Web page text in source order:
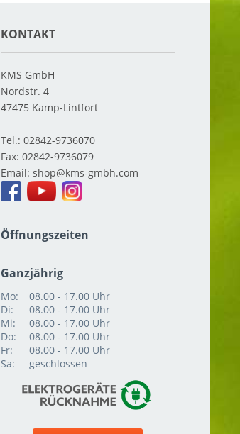
KONTAKT
KMS GmbH
Nordstr. 4
47475 Kamp-Lintfort
Tel.: 02842-9736070
Fax: 02842-9736079
Email: shop
Öffnungszeiten
Ganzjährig
Mo:
08.00 - 17.00 Uhr
Di:
08.00 - 17.00 Uhr
Mi:
08.00 - 17.00 Uhr
Do:
08.00 - 17.00 Uhr
Fr:
08.00 - 17.00 Uhr
Sa:
geschlossen